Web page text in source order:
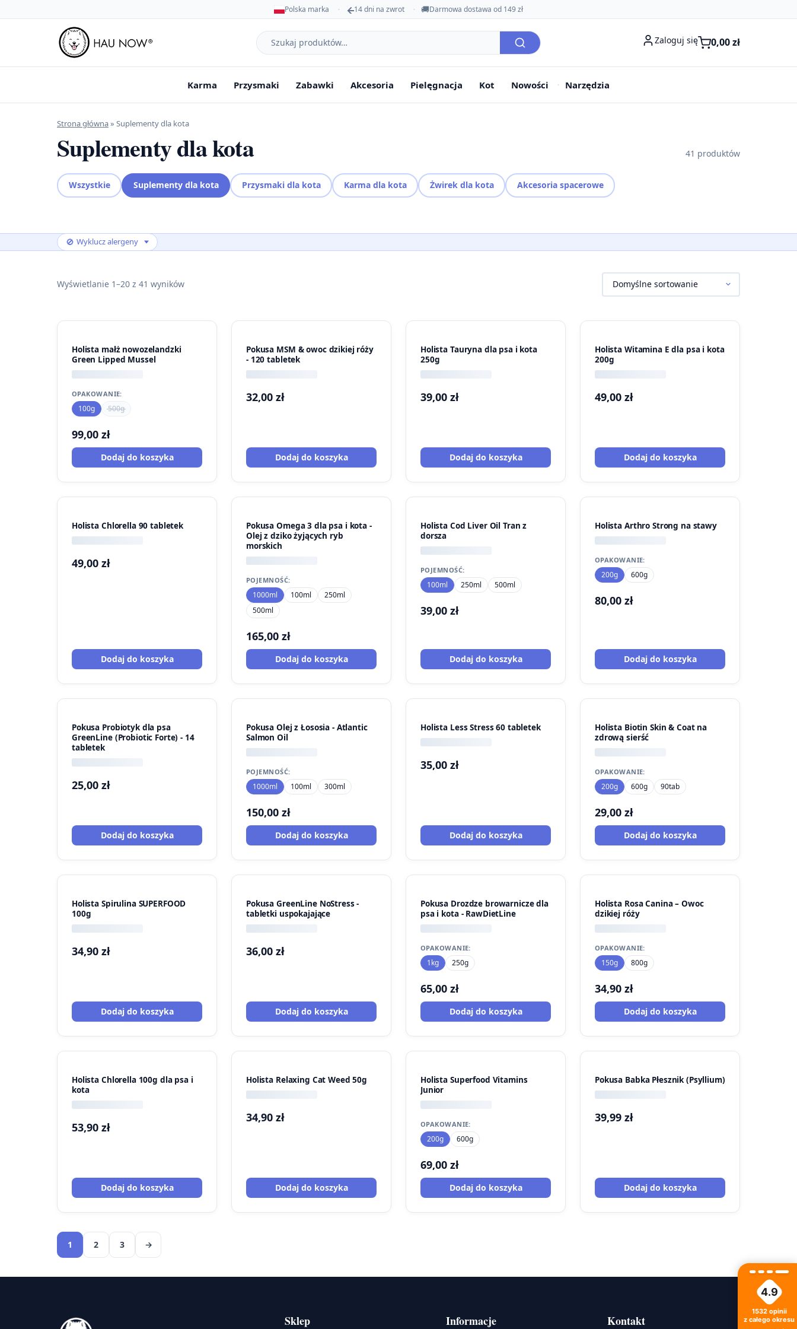
Polska marka 14 dni na zwrot 🚚Darmowa dostawa od 149 zł
Szukaj
produktów
Zaloguj się 0,00zł
Karma Przysmaki Zabawki Akcesoria Pielęgnacja Kot Nowości Narzędzia
Strona główna» Suplementy dla kota
Suplementy dla kota 41 produktów
Wszystkie Suplementy dla kota Przysmaki dla kota Karma dla kota Żwirek dla kota Akcesoria spacerowe
🚫 Wyklucz alergeny
Wyświetlanie 1–20 z 41 wyników
Holista małż nowozelandzki
Green Lipped Mussel
OPAKOWANIE:
100g 500g
99,00 zł
Dodaj do koszyka
Pokusa MSM & owoc dzikiej róży
- 120 tabletek
32,00 zł
Dodaj do koszyka
Holista Tauryna dla psa i kota
250g
39,00 zł
Dodaj do koszyka
Holista Witamina E dla psa i kota
200g
49,00 zł
Dodaj do koszyka
Holista Chlorella 90 tabletek
49,00 zł
Dodaj do koszyka
Pokusa Omega 3 dla psa i kota -
Olej z dziko żyjących ryb
morskich
POJEMNOŚĆ:
1000ml 100ml
250ml
500ml
165,00 zł
Dodaj do koszyka
Holista Cod Liver Oil Tran z
dorsza
POJEMNOŚĆ:
100ml 250ml 500ml
39,00 zł
Dodaj do koszyka
Holista Arthro Strong na stawy
OPAKOWANIE:
200g 600g
80,00 zł
Dodaj do koszyka
Pokusa Probiotyk dla psa
GreenLine (Probiotic Forte) - 14
tabletek
25,00 zł
Dodaj do koszyka
Pokusa Olej z Łososia - Atlantic
Salmon Oil
POJEMNOŚĆ:
1000ml 100ml 300ml
150,00 zł
Dodaj do koszyka
Holista Less Stress 60 tabletek
35,00 zł
Dodaj do koszyka
Holista Biotin Skin & Coat na
zdrową sierść
OPAKOWANIE:
200g 600g 90tab
29,00 zł
Dodaj do koszyka
Holista Spirulina SUPERFOOD
100g
34,90 zł
Dodaj do koszyka
Pokusa GreenLine NoStress -
tabletki uspokajające
36,00 zł
Dodaj do koszyka
Pokusa Drozdze browarnicze dla
psa i kota - RawDietLine
OPAKOWANIE:
1kg 250g
65,00 zł
Dodaj do koszyka
Holista Rosa Canina – Owoc
dzikiej róży
OPAKOWANIE:
150g 800g
34,90 zł
Dodaj do koszyka
Holista Chlorella 100g dla psa i
kota
53,90 zł
Dodaj do koszyka
Holista Relaxing Cat Weed 50g
34,90 zł
Dodaj do koszyka
Holista Superfood Vitamins
Junior
OPAKOWANIE:
200g 600g
69,00 zł
Dodaj do koszyka
Pokusa Babka Płesznik (Psyllium)
39,99 zł
Dodaj do koszyka
1 2 3 →
Sklep Informacje Kontakt
4.9
1532 opinii
z całego okresu